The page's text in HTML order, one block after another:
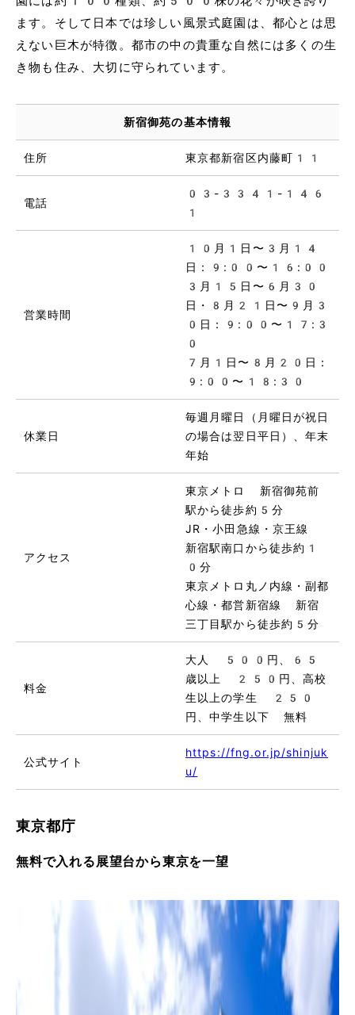
ます。そして日本では珍しい風景式庭園は、都心とは思
えない巨木が特徴。都市の中の貴重な自然には多くの生
き物も住み、大切に守られています。
新宿御苑の基本情報
住所 東京都新宿区内藤町11
電話
03-3341-146
1
営業時間
10月1日〜3月14
日：9:00〜16:00
3月15日〜6月30
日・8月21日〜9月3
0日：9:00〜17:3
0
7月1日〜8月20日：
9:00〜18:30
休業日
毎週月曜日（月曜日が祝日
の場合は翌日平日）、年末
年始
アクセス
東京メトロ 新宿御苑前
駅から徒歩約5分
JR・小田急線・京王線
新宿駅南口から徒歩約1
0分
東京メトロ丸ノ内線・副都
心線・都営新宿線 新宿
三丁目駅から徒歩約5分
料金
大人 500円、65
歳以上 250円、高校
生以上の学生 250
円、中学生以下 無料
公式サイト
https://fng.or.jp/shinjuk
u/
東京都庁
無料で入れる展望台から東京を一望